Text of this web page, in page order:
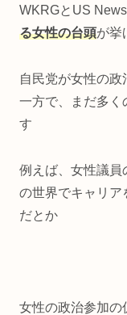
WKRGとUS
る女性の台頭が挙
自民党が女性の
一方で、まだ多く
す
例えば、女性議員
の世界でキャリア
だとか
女性の政治参加の